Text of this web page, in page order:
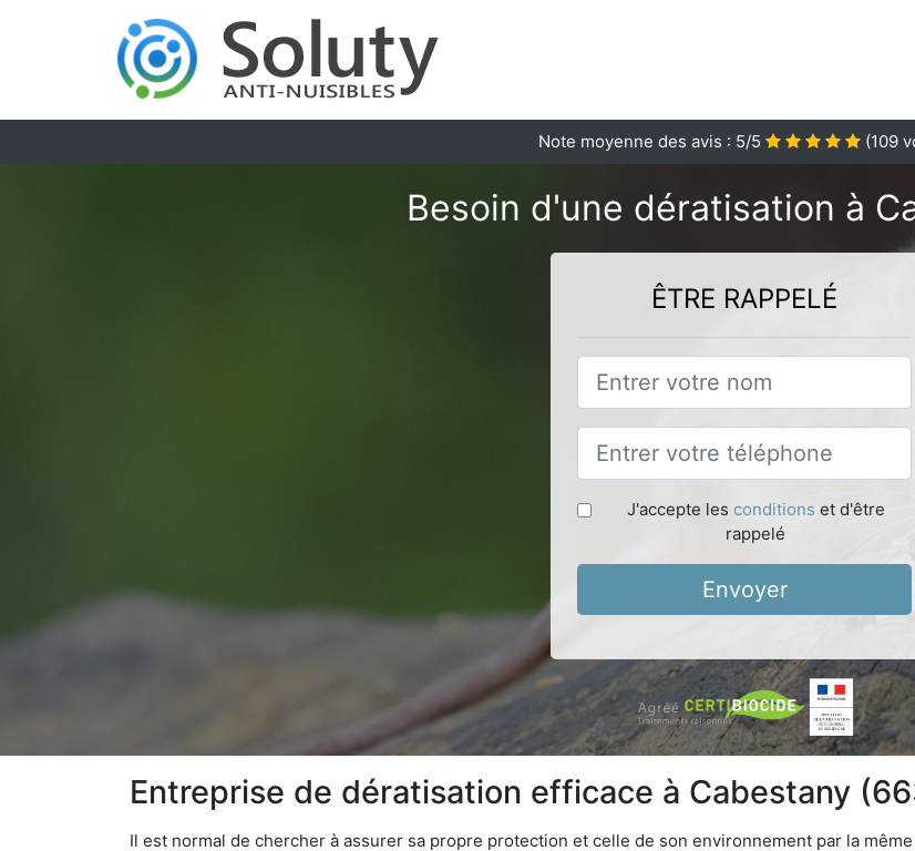
Note moyenne des avis : 5/5 (109
Besoin d'une dératisation à
ÊTRE RAPPELÉ
J'accepte les conditions et d'être
rappelé
Envoyer
Entreprise de dératisation efficace à Cabestany
Il est normal de chercher à assurer sa propre protection et celle de son environnement par la